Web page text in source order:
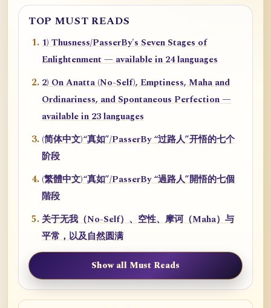
TOP MUST READS
1) Thusness/PasserBy's Seven Stages of
Enlightenment — available in 24 languages
2) On Anatta (No-Self), Emptiness, Maha and
Ordinariness, and Spontaneous Perfection —
available in 23 languages
(简体中文)“真如”/PasserBy “过路人”开悟的七个
阶段
(繁體中文)“真如”/PasserBy “過路人”開悟的七個
階段
关于无我（No-Self）、空性、摩诃（Maha）与
平常，以及自然圆满
Show all Must Reads